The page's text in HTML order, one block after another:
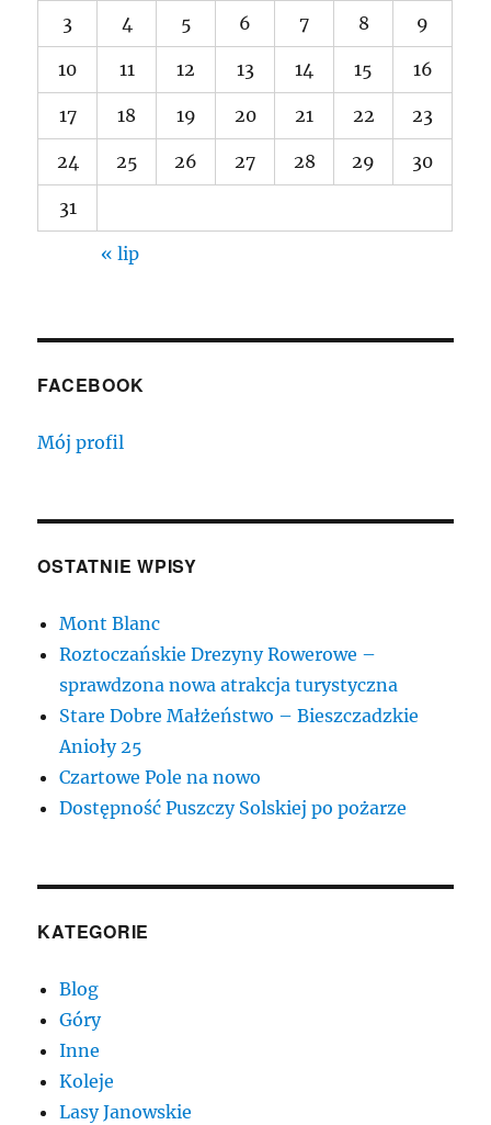
3 4 5 6 7 8 9
10 11 12 13 14 15 16
17 18 19 20 21 22 23
24 25 26 27 28 29 30
31
« lip
FACEBOOK
Mój profil
OSTATNIE WPISY
Mont Blanc
Roztoczańskie Drezyny Rowerowe –
sprawdzona nowa atrakcja turystyczna
Stare Dobre Małżeństwo – Bieszczadzkie
Anioły 25
Czartowe Pole na nowo
Dostępność Puszczy Solskiej po pożarze
KATEGORIE
Blog
Góry
Inne
Koleje
Lasy Janowskie